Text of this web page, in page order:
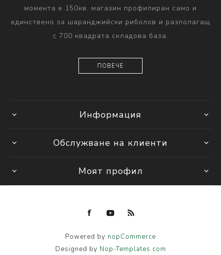
момента е 150кв. магазин профилиран само и
единствено за шаранджийски риболов и разполагащ
с 700 квадрата складова база.
ПОВЕЧЕ
Информация
Обслужване на клиенти
Моят профил
Powered by nopCommerce
Designed by Nop-Templates.com